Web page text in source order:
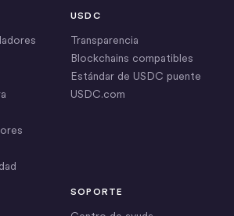
USDC
Transparencia
Blockchains compatibles
Estándar de USDC puente
USDC.com
SOPORTE